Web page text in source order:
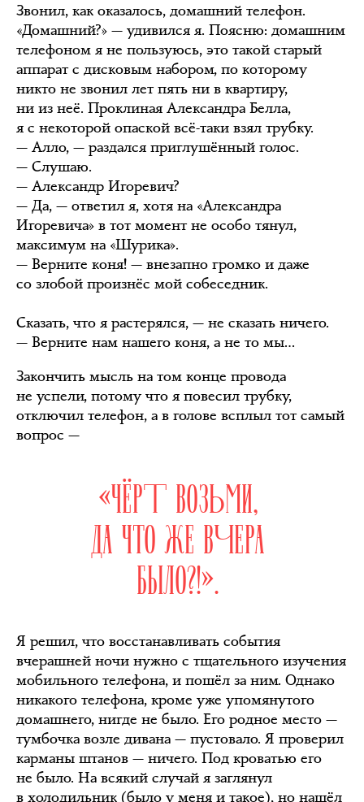
Звонил, как оказалось, домашний телефон.
«Домашний?» — удивился я. Поясню: домашним
телефоном я не пользуюсь, это такой старый
аппарат с дисковым набором, по которому
никто не звонил лет пять ни в квартиру,
ни из неё. Проклиная Александра Белла,
я с некоторой опаской всё-таки взял трубку.
— Алло, — раздался приглушённый голос.
— Слушаю.
— Александр Игоревич?
— Да, — ответил я, хотя на «Александра
Игоревича» в тот момент не особо тянул,
максимум на «Шурика».
— Верните коня! — внезапно громко и даже
со злобой произнёс мой собеседник.
Сказать, что я растерялся, — не сказать ничего.
— Верните нам нашего коня, а не то мы…
Закончить мысль на том конце провода
не успели, потому что я повесил трубку,
отключил телефон, а в голове всплыл тот самый
вопрос —
«ЧЁРТ ВОЗЬМИ,
ДА ЧТО ЖЕ ВЧЕРА
БЫЛО?!».
Я решил, что восстанавливать события
вчерашней ночи нужно с тщательного изучения
мобильного телефона, и пошёл за ним. Однако
никакого телефона, кроме уже упомянутого
домашнего, нигде не было. Его родное место —
тумбочка возле дивана — пустовало. Я проверил
карманы штанов — ничего. Под кроватью его
не было. На всякий случай я заглянул
в холодильник (было у меня и такое), но нашёл